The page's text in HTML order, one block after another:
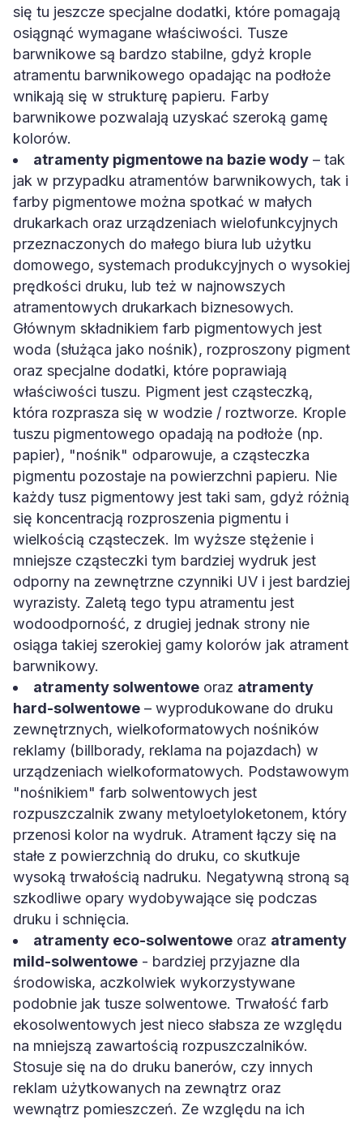
się tu jeszcze specjalne dodatki, które pomagają
osiągnąć wymagane właściwości. Tusze
barwnikowe są bardzo stabilne, gdyż krople
atramentu barwnikowego opadając na podłoże
wnikają się w strukturę papieru. Farby
barwnikowe pozwalają uzyskać szeroką gamę
kolorów.
atramenty pigmentowe na bazie wody – tak
jak w przypadku atramentów barwnikowych, tak i
farby pigmentowe można spotkać w małych
drukarkach oraz urządzeniach wielofunkcyjnych
przeznaczonych do małego biura lub użytku
domowego, systemach produkcyjnych o wysokiej
prędkości druku, lub też w najnowszych
atramentowych drukarkach biznesowych.
Głównym składnikiem farb pigmentowych jest
woda (służąca jako nośnik), rozproszony pigment
oraz specjalne dodatki, które poprawiają
właściwości tuszu. Pigment jest cząsteczką,
która rozprasza się w wodzie / roztworze. Krople
tuszu pigmentowego opadają na podłoże (np.
papier), "nośnik" odparowuje, a cząsteczka
pigmentu pozostaje na powierzchni papieru. Nie
każdy tusz pigmentowy jest taki sam, gdyż różnią
się koncentracją rozproszenia pigmentu i
wielkością cząsteczek. Im wyższe stężenie i
mniejsze cząsteczki tym bardziej wydruk jest
odporny na zewnętrzne czynniki UV i jest bardziej
wyrazisty. Zaletą tego typu atramentu jest
wodoodporność, z drugiej jednak strony nie
osiąga takiej szerokiej gamy kolorów jak atrament
barwnikowy.
atramenty solwentowe oraz atramenty
hard-solwentowe – wyprodukowane do druku
zewnętrznych, wielkoformatowych nośników
reklamy (billborady, reklama na pojazdach) w
urządzeniach wielkoformatowych. Podstawowym
"nośnikiem" farb solwentowych jest
rozpuszczalnik zwany metyloetyloketonem, który
przenosi kolor na wydruk. Atrament łączy się na
stałe z powierzchnią do druku, co skutkuje
wysoką trwałością nadruku. Negatywną stroną są
szkodliwe opary wydobywające się podczas
druku i schnięcia.
atramenty eco-solwentowe oraz atramenty
mild-solwentowe - bardziej przyjazne dla
środowiska, aczkolwiek wykorzystywane
podobnie jak tusze solwentowe. Trwałość farb
ekosolwentowych jest nieco słabsza ze względu
na mniejszą zawartością rozpuszczalników.
Stosuje się na do druku banerów, czy innych
reklam użytkowanych na zewnątrz oraz
wewnątrz pomieszczeń. Ze względu na ich